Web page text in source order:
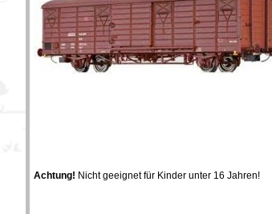
Achtung! Nicht geeignet für Kinder unter 16 Jahren!